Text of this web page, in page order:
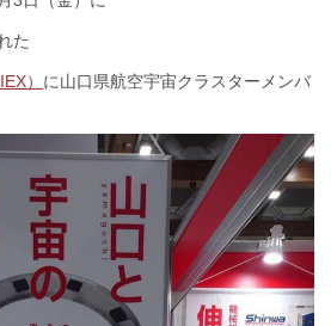
た
） に山口県航空宇宙クラスターメンバ